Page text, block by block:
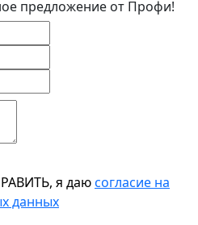
предложение от Профи!
я даюсогласие на
данных